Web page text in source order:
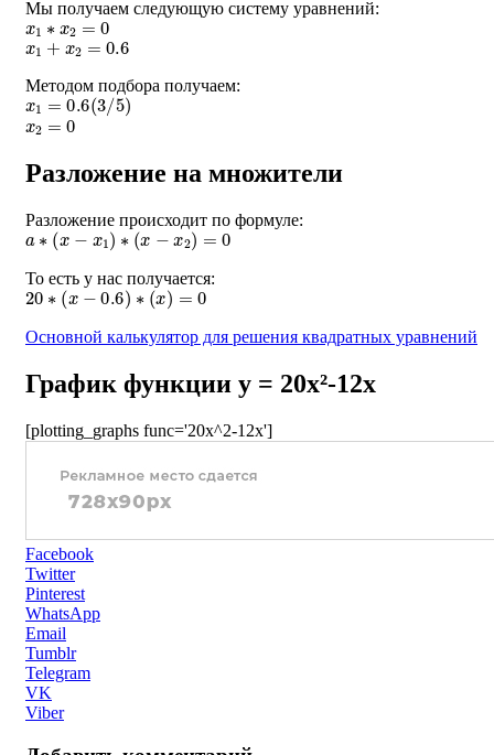
Мы получаем следующую систему уравнений:
x1∗x2=0
x1 + x2 =0.6
Методом подбора получаем:
x1=0.6(3/5)
x2 =0
Разложение на множители
Разложение происходит по формуле:
a ∗(x−x1)∗ (x−x2)=0
То есть у нас получается:
20 ∗(x−0.6)∗(x)=0
Основной калькулятор для решения квадратных уравнений
График функции y = 20x²-12x
[plotting_graphs func='20x^2-12x']
Facebook
Twitter
Pinterest
WhatsApp
Email
Tumblr
Telegram
VK
Viber